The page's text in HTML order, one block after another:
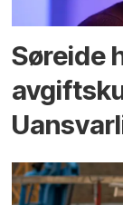
Søreide